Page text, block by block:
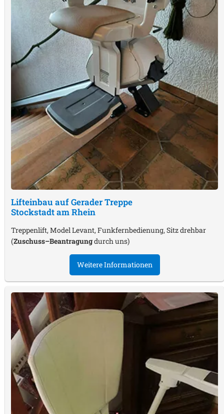
Lifteinbau auf Gerader Treppe
Stockstadt am Rhein
Treppenlift, Model Levant, Funkfernbedienung, Sitz drehbar
(Zuschuss–Beantragungdurch uns)
Weitere Informationen